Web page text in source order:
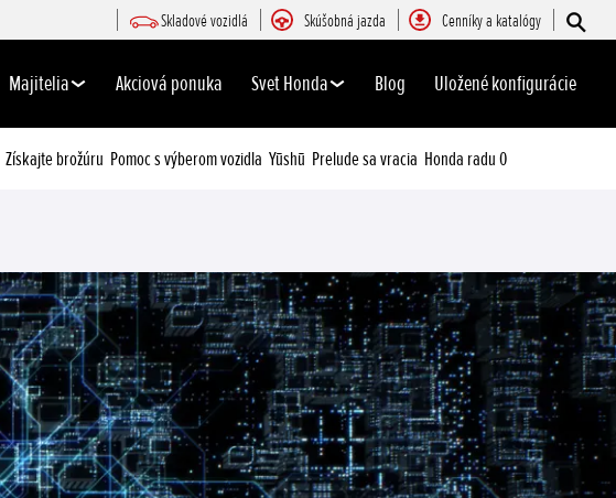
Skladové vozidlá Skúšobná jazda Cenníky a katalógy
Majitelia Akciová ponuka Svet Honda Blog Uložené konfigurácie
Získajte brožúru Pomoc s výberom vozidla Yūshū Prelude sa vracia Honda radu 0